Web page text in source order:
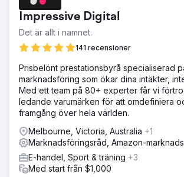
Impressive Digital
Det är allt i namnet.
141 recensioner
Prisbelönt prestationsbyrå specialiserad
marknadsföring som ökar dina intäkter,
Med ett team på 80+ experter får vi
ledande varumärken för att omdefiniera
framgång över hela världen.
Melbourne, Victoria, Australia +1
Marknadsföringsråd, Amazon-
E-handel, Sport & träning +3
Med start från $1,000